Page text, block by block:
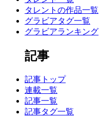
タレントの作品一覧
グラビアタグ一覧
グラビアランキング
記事
記事トップ
連載一覧
記事一覧
記事タグ一覧